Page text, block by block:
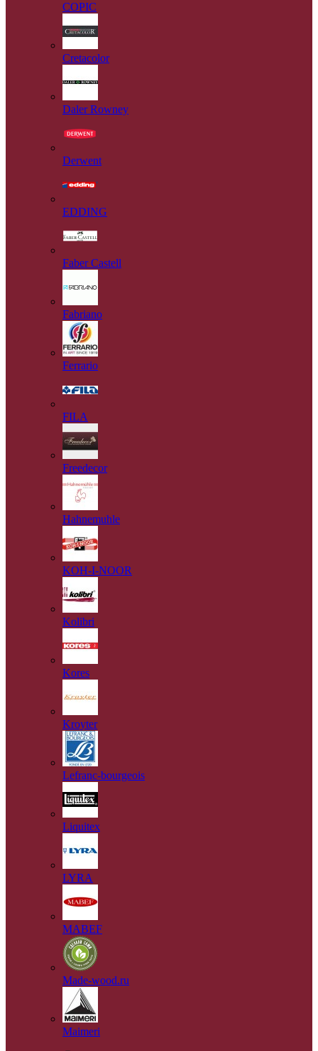
COPIC
Cretacolor
Daler Rowney
Derwent
EDDING
Faber Castell
Fabriano
Ferrario
FILA
Freedecor
Hahnemuhle
KOH-I-NOOR
Kolibri
Kores
Kroyter
Lefranc-bourgeois
Liquitex
LYRA
MABEF
Made-wood.ru
Maimeri